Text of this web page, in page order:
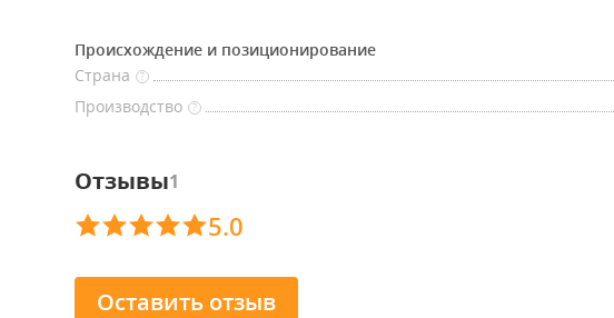
Происхождение и позиционирование
Страна
?
Производство
?
Отзывы1
5.0
Оставить отзыв